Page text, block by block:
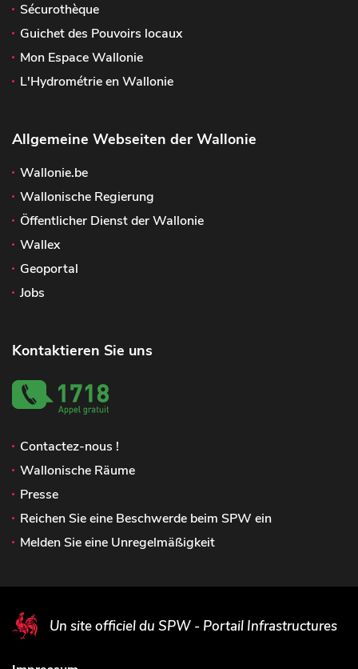
Sécurothèque
Guichet des Pouvoirs locaux
Mon Espace Wallonie
L'Hydrométrie en Wallonie
Allgemeine Webseiten der Wallonie
Wallonie.be
Wallonische Regierung
Öffentlicher Dienst der Wallonie
Wallex
Geoportal
Jobs
Kontaktieren Sie uns
Contactez-nous !
Wallonische Räume
Presse
Reichen Sie eine Beschwerde beim SPW ein
Melden Sie eine Unregelmäßigkeit
Un site officiel du SPW - Portail Infrastructures